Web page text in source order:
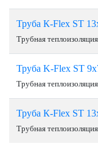
Труба К-Flex ST
Трубная
Труба K-Flex ST
Трубная
Труба К-Flex ST
Трубная